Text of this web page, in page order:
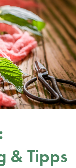
& Tipps